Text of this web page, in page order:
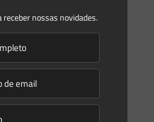
São Paulo
180/2018/C, de 14 de novembro
aprovação do “Procedimento para
dos loteamentos localizados nas
nossas novidades.